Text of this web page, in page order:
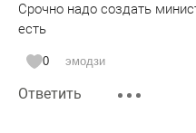
Срочно надо создать
есть
0 эмодзи
Ответить